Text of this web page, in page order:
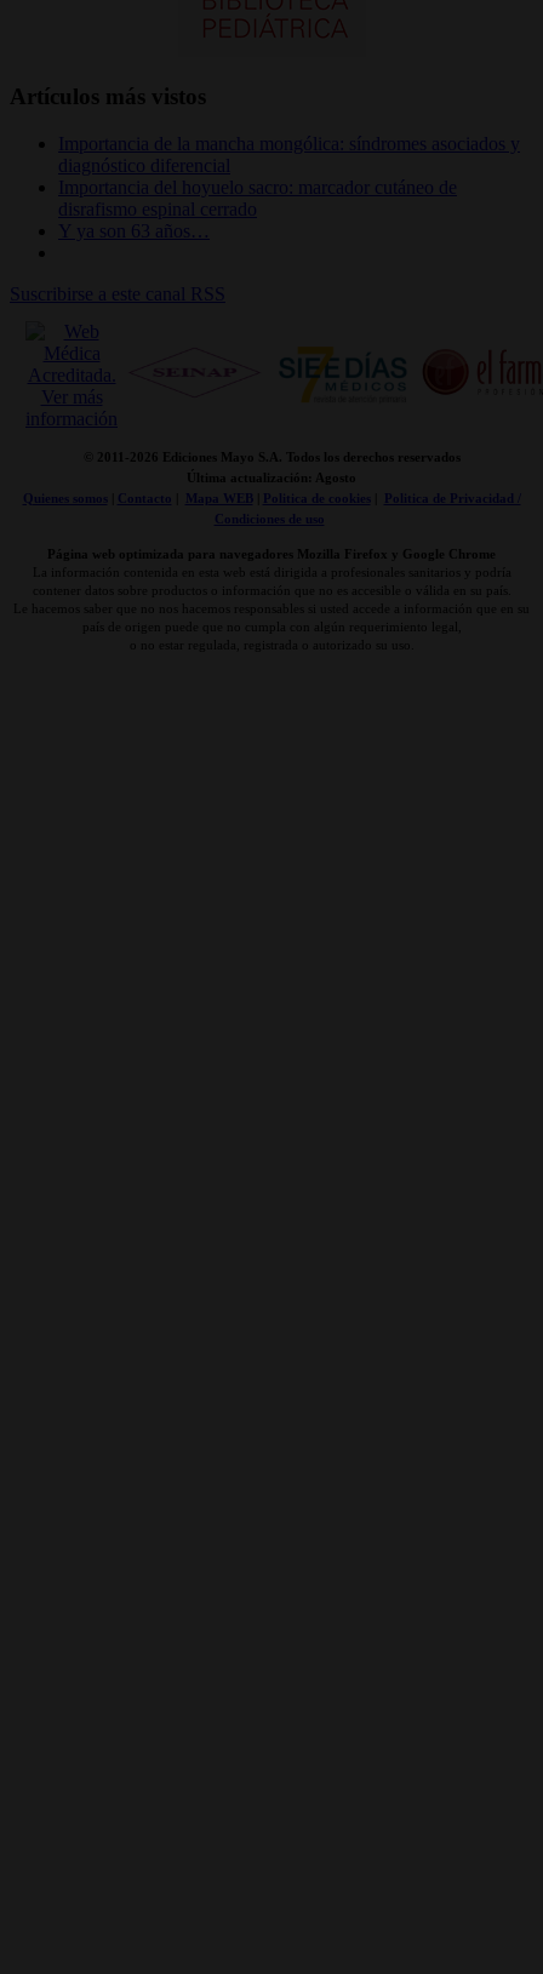
Artículos más vistos
Importancia de la mancha mongólica: síndromes asociados y
diagnóstico diferencial
Importancia del hoyuelo sacro: marcador cutáneo de
disrafismo espinal cerrado
Y ya son 63 años…
Suscribirse a este canal RSS
© 2011- 2026 Ediciones Mayo S.A. Todos los derechos reservados
Última actualización: Agosto
Quienes somos| Contacto Mapa WEB| Politica de cookies|
Politica de Privacidad /
Condiciones de uso
Página web optimizada para navegadores Mozilla Firefox y Google Chrome
La información contenida en esta web está dirigida a profesionales sanitarios y podría
contener datos sobre productos o información que no es accesible o válida en su país.
Le hacemos saber que no nos hacemos responsables si usted accede a información que en su
país de origen puede que no cumpla con algún requerimiento legal,
o no estar regulada, registrada o autorizado su uso.